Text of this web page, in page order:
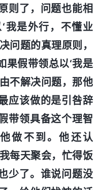
则了，问题也能相
我是外行，不懂业
问题的真理原则，
果假带领总以‘我是
不解决问题，那他
应该做的是引咎辞
带领具备这个理智
做不到。他还认
每天聚会，忙得饭
少了。谁说问题没